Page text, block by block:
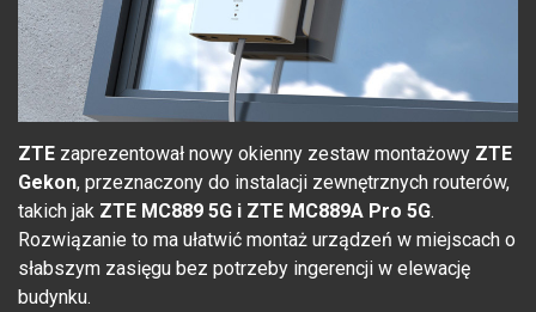
ZTE zaprezentował nowy okienny zestaw montażowy ZTE
Gekon, przeznaczony do instalacji zewnętrznych routerów,
takich jak ZTE MC889 5G i ZTE MC889A Pro 5G.
Rozwiązanie to ma ułatwić montaż urządzeń w miejscach o
słabszym zasięgu bez potrzeby ingerencji w elewację
budynku.